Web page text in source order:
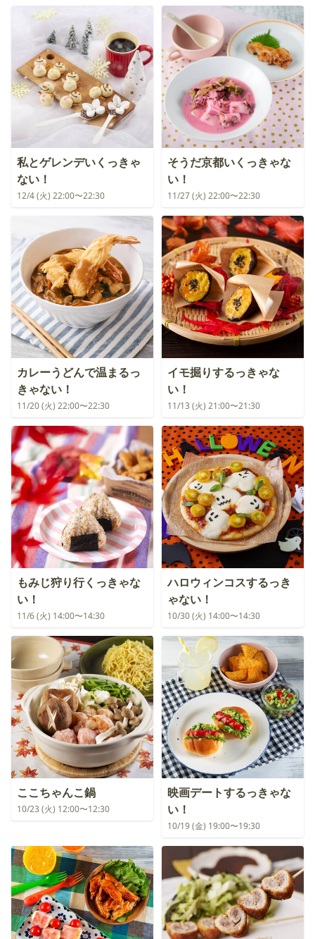
私とゲレンデいくっきゃ
ない！
12/4 (火) 22:00〜22:30
そうだ京都いくっきゃな
い！
11/27 (火) 22:00〜22:30
カレーうどんで温まるっ
きゃない！
11/20 (火) 22:00〜22:30
イモ掘りするっきゃな
い！
11/13 (火) 21:00〜21:30
もみじ狩り行くっきゃな
い！
11/6 (火) 14:00〜14:30
ハロウィンコスするっき
ゃない！
10/30 (火) 14:00〜14:30
ここちゃんこ鍋
10/23 (火) 12:00〜12:30
映画デートするっきゃな
い！
10/19 (金) 19:00〜19:30